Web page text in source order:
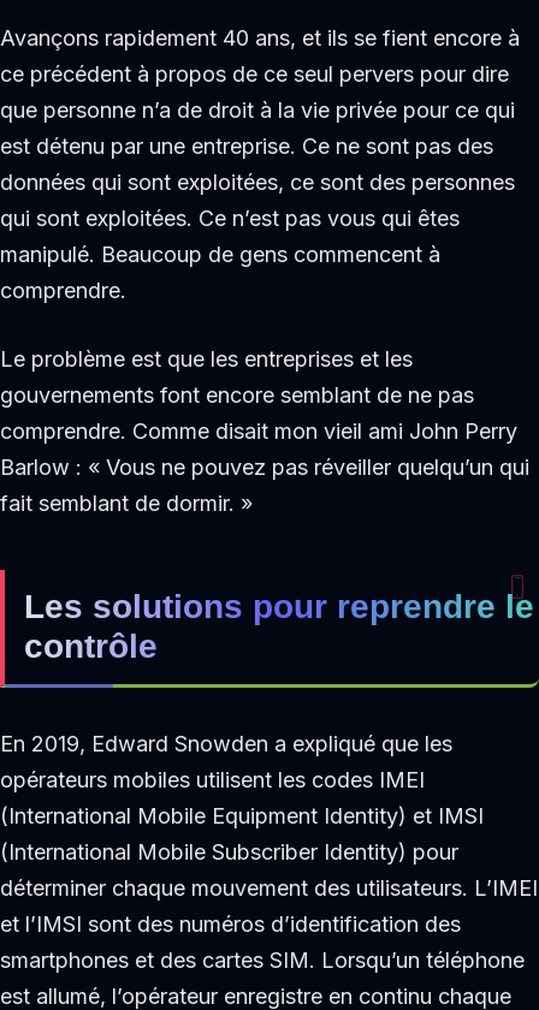
Avançons rapidement 40 ans, et ils se fient encore à
ce précédent à propos de ce seul pervers pour dire
que personne n’a de droit à la vie privée pour ce qui
est détenu par une entreprise. Ce ne sont pas des
données qui sont exploitées, ce sont des personnes
qui sont exploitées. Ce n’est pas vous qui êtes
manipulé. Beaucoup de gens commencent à
comprendre.
Le problème est que les entreprises et les
gouvernements font encore semblant de ne pas
comprendre. Comme disait mon vieil ami John Perry
Barlow : « Vous ne pouvez pas réveiller quelqu’un qui
fait semblant de dormir. »
Les solutions pour reprendre le
contrôle
En 2019, Edward Snowden a expliqué que les
opérateurs mobiles utilisent les codes IMEI
(International Mobile Equipment Identity) et IMSI
(International Mobile Subscriber Identity) pour
déterminer chaque mouvement des utilisateurs. L’IMEI
et l’IMSI sont des numéros d’identification des
smartphones et des cartes SIM. Lorsqu’un téléphone
est allumé, l’opérateur enregistre en continu chaque